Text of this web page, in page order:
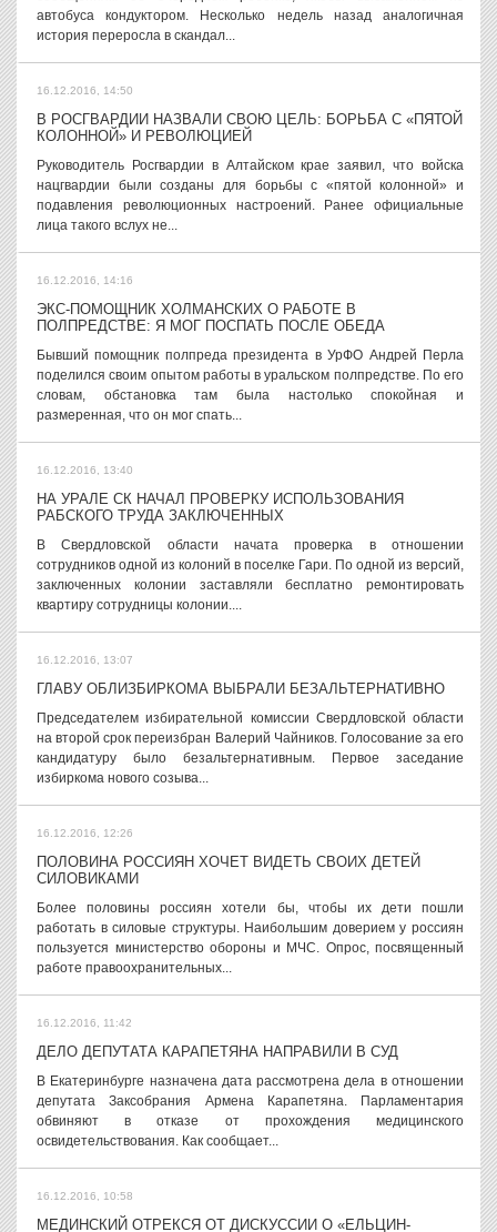
автобуса кондуктором. Несколько недель назад аналогичная
история переросла в скандал...
16.12.2016, 14:50
В РОСГВАРДИИ НАЗВАЛИ СВОЮ ЦЕЛЬ: БОРЬБА С «ПЯТОЙ
КОЛОННОЙ» И РЕВОЛЮЦИЕЙ
Руководитель Росгвардии в Алтайском крае заявил, что войска
нацгвардии были созданы для борьбы с «пятой колонной» и
подавления революционных настроений. Ранее официальные
лица такого вслух не...
16.12.2016, 14:16
ЭКС-ПОМОЩНИК ХОЛМАНСКИХ О РАБОТЕ В
ПОЛПРЕДСТВЕ: Я МОГ ПОСПАТЬ ПОСЛЕ ОБЕДА
Бывший помощник полпреда президента в УрФО Андрей Перла
поделился своим опытом работы в уральском полпредстве. По его
словам, обстановка там была настолько спокойная и
размеренная, что он мог спать...
16.12.2016, 13:40
НА УРАЛЕ СК НАЧАЛ ПРОВЕРКУ ИСПОЛЬЗОВАНИЯ
РАБСКОГО ТРУДА ЗАКЛЮЧЕННЫХ
В Свердловской области начата проверка в отношении
сотрудников одной из колоний в поселке Гари. По одной из версий,
заключенных колонии заставляли бесплатно ремонтировать
квартиру сотрудницы колонии....
16.12.2016, 13:07
ГЛАВУ ОБЛИЗБИРКОМА ВЫБРАЛИ БЕЗАЛЬТЕРНАТИВНО
Председателем избирательной комиссии Свердловской области
на второй срок переизбран Валерий Чайников. Голосование за его
кандидатуру было безальтернативным. Первое заседание
избиркома нового созыва...
16.12.2016, 12:26
ПОЛОВИНА РОССИЯН ХОЧЕТ ВИДЕТЬ СВОИХ ДЕТЕЙ
СИЛОВИКАМИ
Более половины россиян хотели бы, чтобы их дети пошли
работать в силовые структуры. Наибольшим доверием у россиян
пользуется министерство обороны и МЧС. Опрос, посвященный
работе правоохранительных...
16.12.2016, 11:42
ДЕЛО ДЕПУТАТА КАРАПЕТЯНА НАПРАВИЛИ В СУД
В Екатеринбурге назначена дата рассмотрена дела в отношении
депутата Заксобрания Армена Карапетяна. Парламентария
обвиняют в отказе от прохождения медицинского
освидетельствования. Как сообщает...
16.12.2016, 10:58
МЕДИНСКИЙ ОТРЕКСЯ ОТ ДИСКУССИИ О «ЕЛЬЦИН-